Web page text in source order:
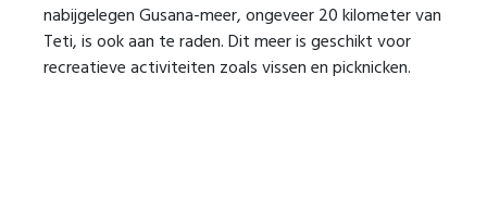
nabijgelegen Gusana-meer, ongeveer 20 kilometer van
Teti, is ook aan te raden. Dit meer is geschikt voor
recreatieve activiteiten zoals vissen en picknicken.